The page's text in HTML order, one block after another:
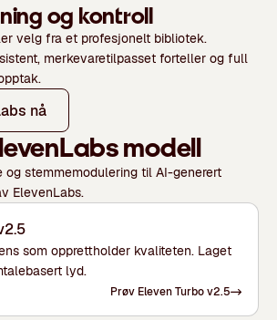
og kontroll
velg fra et profesjonelt bibliotek.
merkevaretilpasset forteller og full
nå
modell
stemmemodulering til AI-generert
ElevenLabs.
som opprettholder kvaliteten. Laget
lyd.
Prøv Eleven Turbo v2.5